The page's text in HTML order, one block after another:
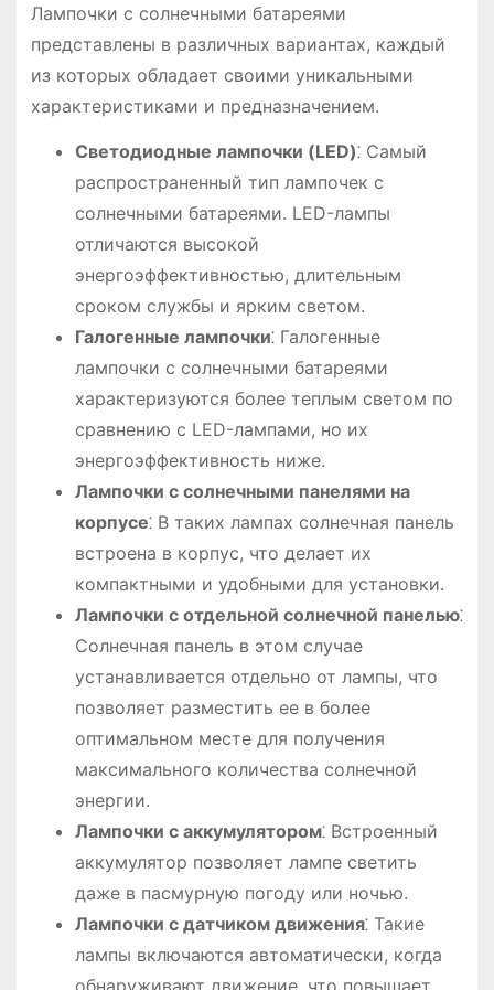
Лампочки с солнечными батареями
представлены в различных вариантах, каждый
из которых обладает своими уникальными
характеристиками и предназначением.
Светодиодные лампочки (LED)⁚ Самый
распространенный тип лампочек с
солнечными батареями. LED-лампы
отличаются высокой
энергоэффективностью, длительным
сроком службы и ярким светом.
Галогенные лампочки⁚ Галогенные
лампочки с солнечными батареями
характеризуются более теплым светом по
сравнению с LED-лампами, но их
энергоэффективность ниже.
Лампочки с солнечными панелями на
корпусе⁚ В таких лампах солнечная панель
встроена в корпус, что делает их
компактными и удобными для установки.
Лампочки с отдельной солнечной панелью⁚
Солнечная панель в этом случае
устанавливается отдельно от лампы, что
позволяет разместить ее в более
оптимальном месте для получения
максимального количества солнечной
энергии.
Лампочки с аккумулятором⁚ Встроенный
аккумулятор позволяет лампе светить
даже в пасмурную погоду или ночью.
Лампочки с датчиком движения⁚ Такие
лампы включаются автоматически, когда
обнаруживают движение, что повышает